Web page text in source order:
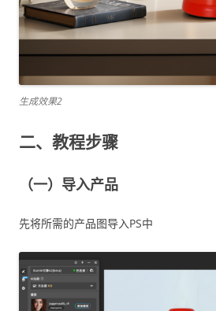
生成效果2
二、教程步骤
（一）导入产品
先将所需的产品图导入PS中